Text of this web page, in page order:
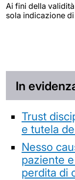
Ai fini della
sola indicazione
In
Trust
e tutela
Nesso
paziente
perdita di